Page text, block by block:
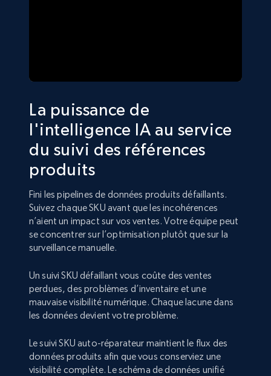
La puissance de
l'intelligence IA au service
du suivi des références
produits
Fini les pipelines de données produits défaillants.
Suivez chaque SKU avant que les incohérences
n’aient un impact sur vos ventes. Votre équipe peut
se concentrer sur l’optimisation plutôt que sur la
surveillance manuelle.
Un suivi SKU défaillant vous coûte des ventes
perdues, des problèmes d’inventaire et une
mauvaise visibilité numérique. Chaque lacune dans
les données devient votre problème.
Le suivi SKU auto-réparateur maintient le flux des
données produits afin que vous conserviez une
visibilité complète. Le schéma de données unifié